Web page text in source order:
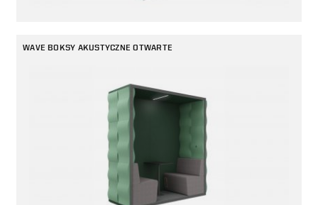
WAVE BOKSY AKUSTYCZNE OTWARTE